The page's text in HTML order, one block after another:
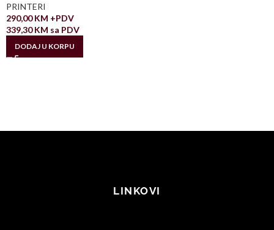
PRINTERI
290,00KM +PDV
339,30KM sa PDV
DODAJ U KORPU
LINKOVI